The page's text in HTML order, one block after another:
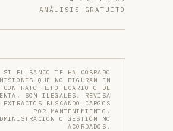
ANÁLISIS GRATUITO
SI EL BANCO TE HA COBRADO
QUE NO FIGURAN EN
CONTRATO HIPOTECARIO O DE
SON ILEGALES. REVISA
BUSCANDO CARGOS
POR MANTENIMIENTO,
O GESTIÓN NO
ACORDADOS.